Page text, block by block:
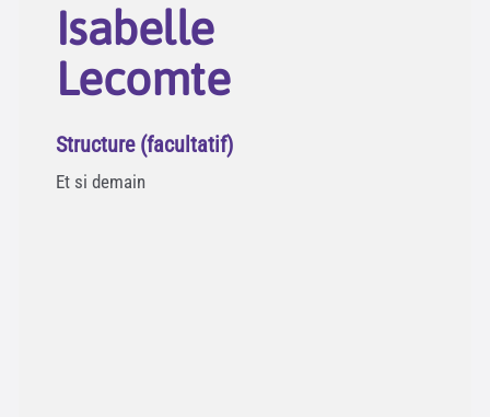
Isabelle
Lecomte
Structure (facultatif)
Et si demain